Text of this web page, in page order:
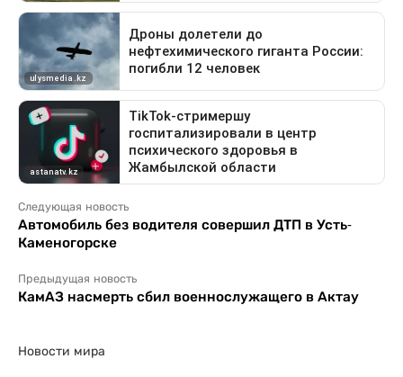
Следующая новость
Автомобиль без водителя совершил ДТП в Усть-
Каменогорске
Предыдущая новость
КамАЗ насмерть сбил военнослужащего в Актау
Новости мира